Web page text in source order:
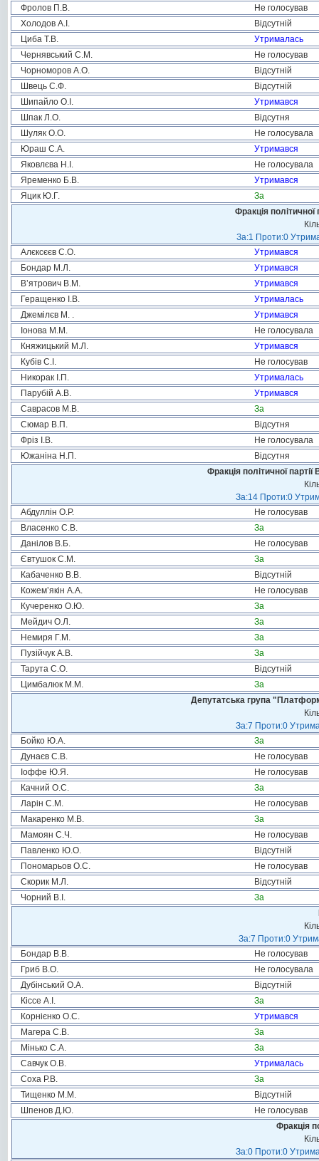
Фролов П.В.
Не голосував
Холодов А.І.
Відсутній
Циба Т.В.
Утрималась
Чернявський С.М.
Не голосував
Чорноморов А.О.
Відсутній
Швець С.Ф.
Відсутній
Шипайло О.І.
Утримався
Шпак Л.О.
Відсутня
Шуляк О.О.
Не голосувала
Юраш С.А.
Утримався
Яковлєва Н.І.
Не голосувала
Яременко Б.В.
Утримався
Яцик Ю.Г.
За
Фракція
За:1 Проти:0
Алєксєєв С.О.
Утримався
Бондар М.Л.
Утримався
В’ятрович В.М.
Утримався
Геращенко І.В.
Утрималась
Джемілєв М. .
Утримався
Іонова М.М.
Не голосувала
Княжицький М.Л.
Утримався
Кубів С.І.
Не голосував
Никорак І.П.
Утрималась
Парубій А.В.
Утримався
Саврасов М.В.
За
Сюмар В.П.
Відсутня
Фріз І.В.
Не голосувала
Южаніна Н.П.
Відсутня
Фракція політичної
За:14 Проти:0
Абдуллін О.Р.
Не голосував
Власенко С.В.
За
Данілов В.Б.
Не голосував
Євтушок С.М.
За
Кабаченко В.В.
Відсутній
Кожем’якін А.А.
Не голосував
Кучеренко О.Ю.
За
Мейдич О.Л.
За
Немиря Г.М.
За
Пузійчук А.В.
За
Тарута С.О.
Відсутній
Цимбалюк М.М.
За
Депутатська група
За:7 Проти:0
Бойко Ю.А.
За
Дунаєв С.В.
Не голосував
Іоффе Ю.Я.
Не голосував
Качний О.С.
За
Ларін С.М.
Не голосував
Макаренко М.В.
За
Мамоян С.Ч.
Не голосував
Павленко Ю.О.
Відсутній
Пономарьов О.С.
Не голосував
Скорик М.Л.
Відсутній
Чорний В.І.
За
За:7 Проти:0
Бондар В.В.
Не голосував
Гриб В.О.
Не голосувала
Дубінський О.А.
Відсутній
Кіссе А.І.
За
Корнієнко О.С.
Утримався
Магера С.В.
За
Мінько С.А.
За
Савчук О.В.
Утрималась
Соха Р.В.
За
Тищенко М.М.
Відсутній
Шпенов Д.Ю.
Не голосував
Фракція
За:0 Проти:0